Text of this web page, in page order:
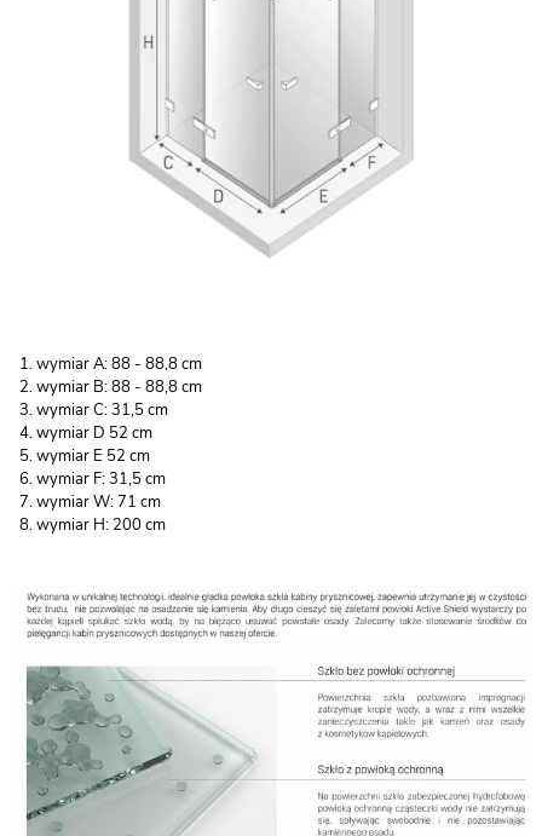
wymiar A: 88 - 88,8 cm
wymiar B: 88 - 88,8 cm
wymiar C: 31,5 cm
wymiar D 52 cm
wymiar E 52 cm
wymiar F: 31,5 cm
wymiar W: 71 cm
wymiar H: 200 cm